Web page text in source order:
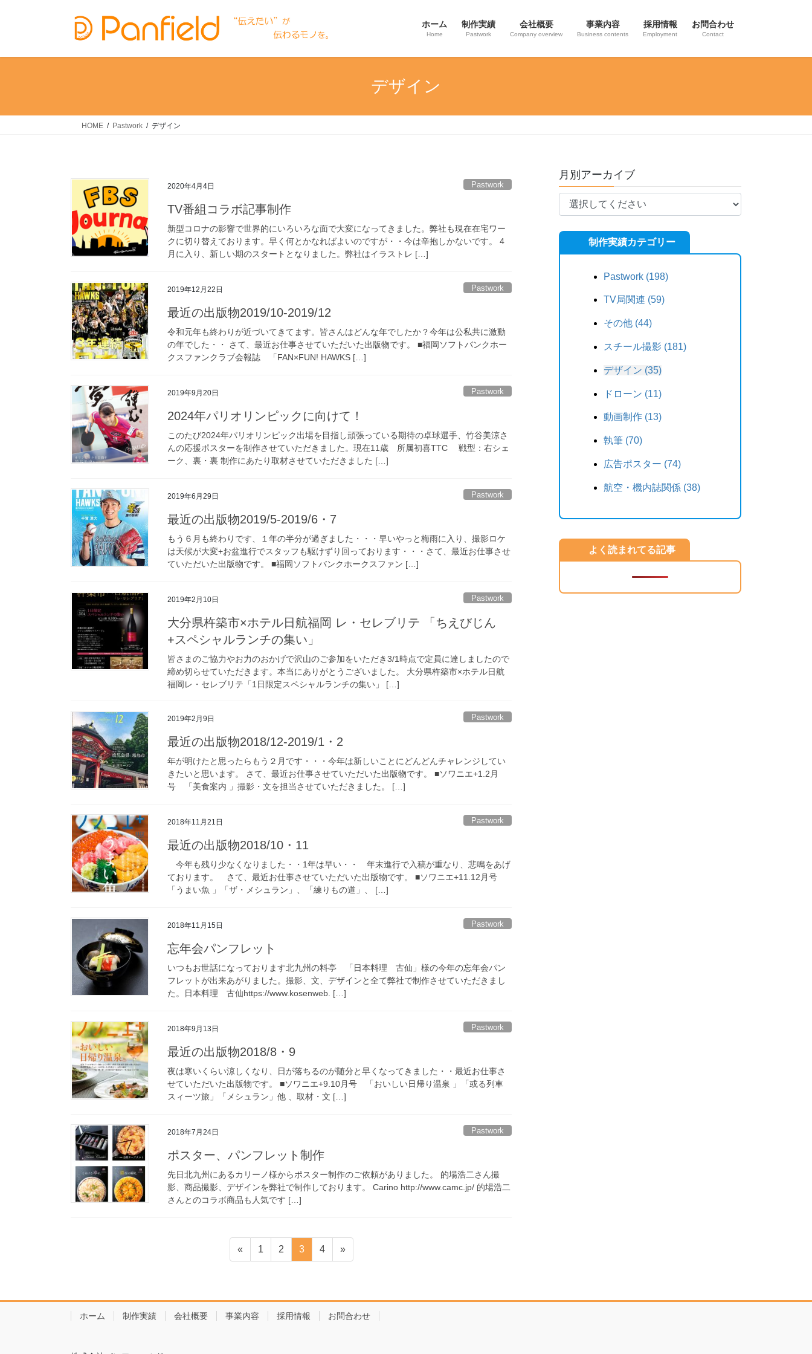
ホーム
Home
制作実績
Pastwork
会社概要
Company overview
事業内容
Business contents
採用情報
Employment
お問合わせ
Contact
デザイン
HOME Pastwork デザイン
2020年4月4日 Pastwork
TV番組コラボ記事制作
新型コロナの影響で世界的にいろいろな面で大変になってきました。弊社も現在在宅ワー
クに切り替えております。早く何とかなればよいのですが・・今は辛抱しかないです。 4
月に入り、新しい期のスタートとなりました。弊社はイラストレ […]
2019年12月22日 Pastwork
最近の出版物2019/10-2019/12
令和元年も終わりが近づいてきてます。皆さんはどんな年でしたか？今年は公私共に激動
の年でした・・ さて、最近お仕事させていただいた出版物です。 ■福岡ソフトバンクホー
クスファンクラブ会報誌 「FAN×FUN! HAWKS […]
2019年9月20日 Pastwork
2024年パリオリンピックに向けて！
このたび2024年パリオリンピック出場を目指し頑張っている期待の卓球選手、竹谷美涼さ
んの応援ポスターを制作させていただきました。現在11歳 所属初喜TTC 戦型：右シェ
ーク、裏・裏 制作にあたり取材させていただきました […]
2019年6月29日 Pastwork
最近の出版物2019/5-2019/6・7
もう６月も終わりです、１年の半分が過ぎました・・・早いやっと梅雨に入り、撮影ロケ
は天候が大変+お盆進行でスタッフも駆けずり回っております・・・さて、最近お仕事させ
ていただいた出版物です。 ■福岡ソフトバンクホークスファン […]
2019年2月10日 Pastwork
大分県杵築市×ホテル日航福岡 レ・セレブリテ 「ちえびじん
+スペシャルランチの集い」
皆さまのご協力やお力のおかげで沢山のご参加をいただき3/1時点で定員に達しましたので
締め切らせていただきます。本当にありがとうございました。 大分県杵築市×ホテル日航
福岡レ・セレブリテ「1日限定スペシャルランチの集い」 […]
2019年2月9日 Pastwork
最近の出版物2018/12-2019/1・2
年が明けたと思ったらもう２月です・・・今年は新しいことにどんどんチャレンジしてい
きたいと思います。 さて、最近お仕事させていただいた出版物です。 ■ソワニエ+1.2月
号 「美食案内 」撮影・文を担当させていただきました。 […]
2018年11月21日 Pastwork
最近の出版物2018/10・11
今年も残り少なくなりました・・1年は早い・・ 年末進行で入稿が重なり、悲鳴をあげ
ております。 さて、最近お仕事させていただいた出版物です。 ■ソワニエ+11.12月号
「うまい魚 」「ザ・メシュラン」、「練りもの道」、 […]
2018年11月15日 Pastwork
忘年会パンフレット
いつもお世話になっております北九州の料亭 「日本料理 古仙」様の今年の忘年会パン
フレットが出来あがりました。撮影、文、デザインと全て弊社で制作させていただきまし
た。日本料理 古仙https://www.kosenweb. […]
2018年9月13日 Pastwork
最近の出版物2018/8・9
夜は寒いくらい涼しくなり、日が落ちるのが随分と早くなってきました・・最近お仕事さ
せていただいた出版物です。 ■ソワニエ+9.10月号 「おいしい日帰り温泉 」「或る列車
スィーツ旅」「メシュラン」他 、取材・文 […]
2018年7月24日 Pastwork
ポスター、パンフレット制作
先日北九州にあるカリーノ様からポスター制作のご依頼がありました。 的場浩二さん撮
影、商品撮影、デザインを弊社で制作しております。 Carino http://www.camc.jp/ 的場浩二
さんとのコラボ商品も人気です […]
ペ
ー
«
固
定
ジ
1
固
定
ジ
2
固
定
ジ
3
固
定
ジ
4 »
月別アーカイブ
制作実績カテゴリー
Pastwork (198)
TV局関連 (59)
その他 (44)
スチール撮影 (181)
デザイン (35)
ドローン (11)
動画制作 (13)
執筆 (70)
広告ポスター (74)
航空・機内誌関係 (38)
よく読まれてる記事
ホーム 制作実績 会社概要 事業内容 採用情報 お問合わせ